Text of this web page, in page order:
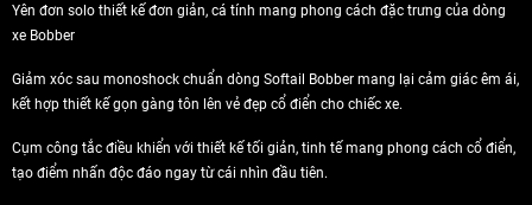
Yên đơn solo thiết kế đơn giản, cá tính mang phong cách đặc trưng của dòng
xe Bobber
Giảm xóc sau monoshock chuẩn dòng Softail Bobber mang lại cảm giác êm ái,
kết hợp thiết kế gọn gàng tôn lên vẻ đẹp cổ điển cho chiếc xe.
Cụm công tắc điều khiển với thiết kế tối giản, tinh tế mang phong cách cổ điển,
tạo điểm nhấn độc đáo ngay từ cái nhìn đầu tiên.